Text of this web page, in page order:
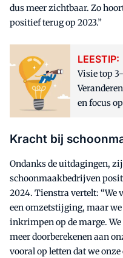
dus meer zichtbaar. Zo
positief terug op 2023.”
LEESTIP:
Visie top
en focus
Kracht bij
Ondanks de uitdagingen,
schoonmaakbedrijven
2024. Tienstra vertelt: “We
een omzetstijging, maar
inkrimpen op de marge.
meer doorberekenen aan
vooral op letten dat we